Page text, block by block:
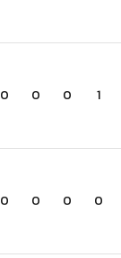
0 0 0 1
0 0 0 0